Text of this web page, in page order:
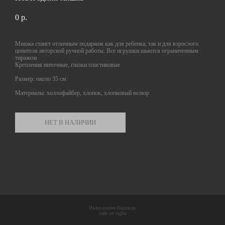
0 p.
Мишка станет отличным подарком как для ребенка, так и для взрослого
ценителя авторской ручной работы. Все игрушки шьются ограниченным
тиражом
Крепления ниточные, глазки пластиковые
Размер: около 35 см
Материалы: холлофайбер, хлопок, хлопковый велюр
НЕТ В НАЛИЧИИ
Иванушкина Надежда.
сайт от vigbo